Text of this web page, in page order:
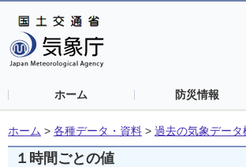
ホーム 防災情報
ホーム > 各種データ・資料 > 過去の気象データ
１時間ごとの値